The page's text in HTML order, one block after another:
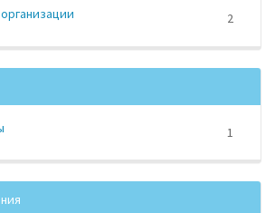
2
1